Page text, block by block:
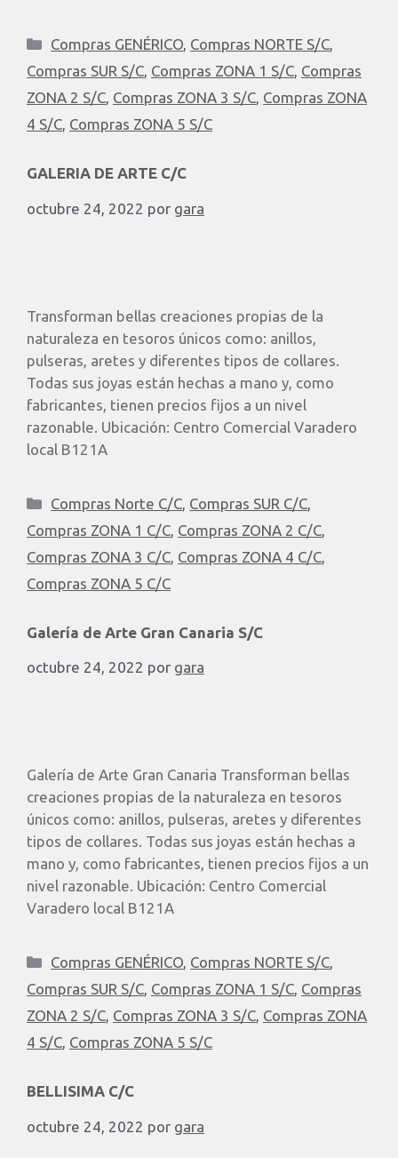
Compras GENÉRICO, Compras NORTE S/C,
Compras SUR S/C, Compras ZONA 1 S/C, Compras
ZONA 2 S/C, Compras ZONA 3 S/C, Compras ZONA
4 S/C, Compras ZONA 5 S/C
GALERIA DE ARTE C/C
octubre 24, 2022 por gara
Transforman bellas creaciones propias de la
naturaleza en tesoros únicos como: anillos,
pulseras, aretes y diferentes tipos de collares.
Todas sus joyas están hechas a mano y, como
fabricantes, tienen precios fijos a un nivel
razonable. Ubicación: Centro Comercial Varadero
local B121A
Compras Norte C/C Compras SUR C/C
Compras ZONA 1 C/C Compras ZONA 2 C/C
Compras ZONA 3 C/C Compras ZONA 4 C/C
Compras ZONA 5 C/C
Galería de Arte Gran Canaria S/C
octubre 24, 2022 por gara
Galería de Arte Gran Canaria Transforman bellas
creaciones propias de la naturaleza en tesoros
únicos como: anillos, pulseras, aretes y diferentes
tipos de collares. Todas sus joyas están hechas a
mano y, como fabricantes, tienen precios fijos a un
nivel razonable. Ubicación: Centro Comercial
Varadero local B121A
Compras GENÉRICO, Compras NORTE S/C,
Compras SUR S/C, Compras ZONA 1 S/C, Compras
ZONA 2 S/C, Compras ZONA 3 S/C, Compras ZONA
4 S/C, Compras ZONA 5 S/C
BELLISIMA C/C
octubre 24, 2022 por gara